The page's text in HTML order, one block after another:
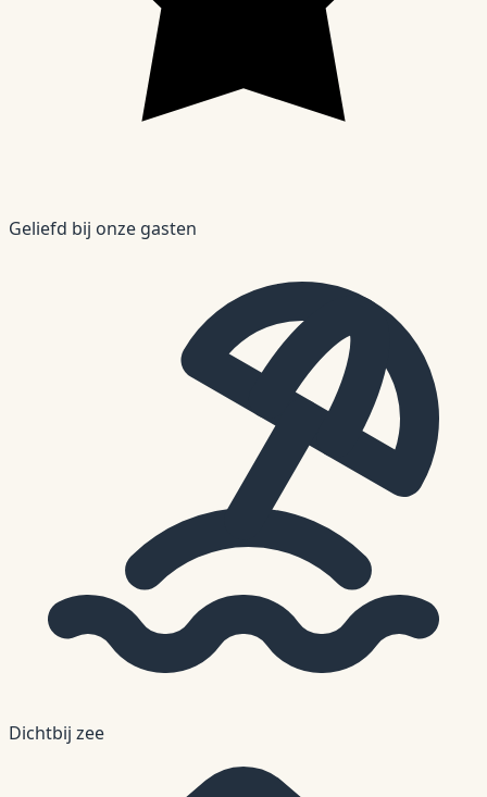
Geliefd bij onze gasten
Dichtbij zee